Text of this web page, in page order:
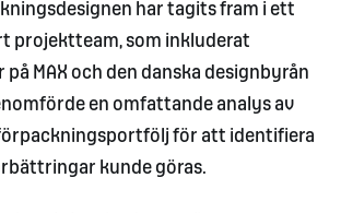
har tagits fram i ett
projektteam, som inkluderat
MAX och den danska designbyrån
en omfattande analys av
för att identifiera
kunde göras.